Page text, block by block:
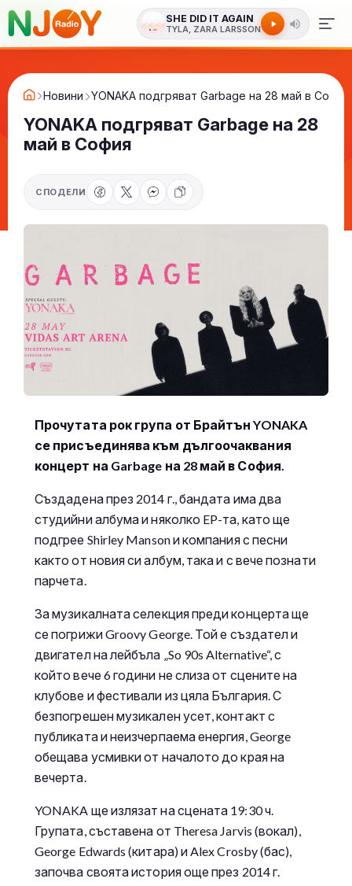
SHE DID IT AGAIN
TYLA, ZARA LARSSON
Новини YONAKA подгряват Garbage на 28 май в София
YONAKA подгряват Garbage на 28
май в София
СПОДЕЛИ
Прочутата рок група от Брайтън YONAKA
се присъединява към дългоочаквания
концерт на Garbage на 28 май в София.
Създадена през 2014 г., бандата има два
студийни албума и няколко EP-та, като ще
подгрее Shirley Manson и компания с песни
както от новия си албум, така и с вече познати
парчета.
За музикалната селекция преди концерта ще
се погрижи Groovy George. Той е създател и
двигател на лейбъла „So 90s Alternative“, с
който вече 6 години не слиза от сцените на
клубове и фестивали из цяла България. С
безпогрешен музикален усет, контакт с
публиката и неизчерпаема енергия, George
обещава усмивки от началото до края на
вечерта.
YONAKA ще излязат на сцената 19:30 ч.
Групата, съставена от Theresa Jarvis (вокал),
George Edwards (китара) и Alex Crosby (бас),
започва своята история още през 2014 г.